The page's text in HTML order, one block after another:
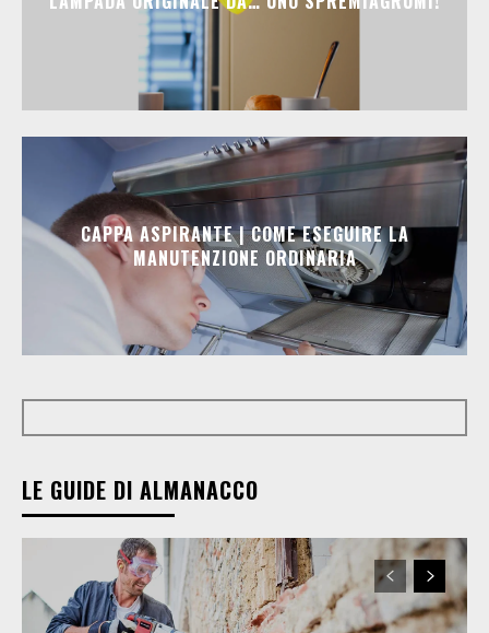
CAPPA ASPIRANTE | COME ESEGUIRE LA
MANUTENZIONE ORDINARIA
LE GUIDE DI ALMANACCO